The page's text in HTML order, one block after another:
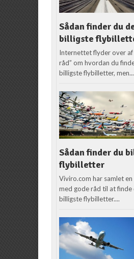
Sådan finder du
billigste
Internettet flyder over af
råd” om hvordan du
billigste flybilletter, men...
Sådan finder du
flybilletter
Viviro.com har samlet
med gode råd til at finde
billigste flybilletter....